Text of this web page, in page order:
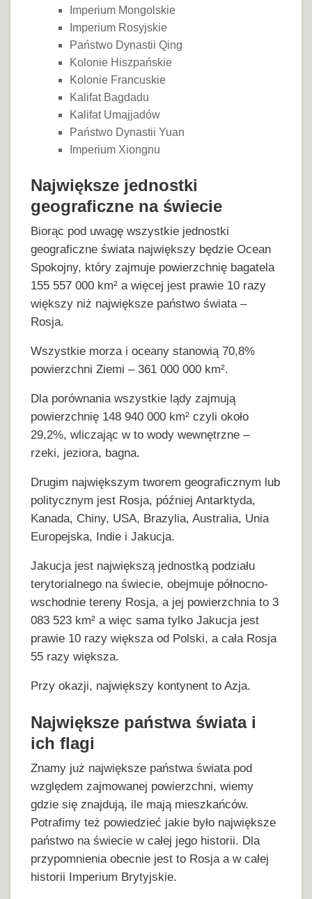
Imperium Mongolskie
Imperium Rosyjskie
Państwo Dynastii Qing
Kolonie Hiszpańskie
Kolonie Francuskie
Kalifat Bagdadu
Kalifat Umajjadów
Państwo Dynastii Yuan
Imperium Xiongnu
Największe jednostki
geograficzne na świecie
Biorąc pod uwagę wszystkie jednostki
geograficzne świata największy będzie Ocean
Spokojny, który zajmuje powierzchnię bagatela
155 557 000 km² a więcej jest prawie 10 razy
większy niż największe państwo świata –
Rosja.
Wszystkie morza i oceany stanowią 70,8%
powierzchni Ziemi – 361 000 000 km².
Dla porównania wszystkie lądy zajmują
powierzchnię 148 940 000 km² czyli około
29,2%, wliczając w to wody wewnętrzne –
rzeki, jeziora, bagna.
Drugim największym tworem geograficznym lub
politycznym jest Rosja, później Antarktyda,
Kanada, Chiny, USA, Brazylia, Australia, Unia
Europejska, Indie i Jakucja.
Jakucja jest największą jednostką podziału
terytorialnego na świecie, obejmuje północno-
wschodnie tereny Rosja, a jej powierzchnia to 3
083 523 km² a więc sama tylko Jakucja jest
prawie 10 razy większa od Polski, a cała Rosja
55 razy większa.
Przy okazji, największy kontynent to Azja.
Największe państwa świata i
ich flagi
Znamy już największe państwa świata pod
względem zajmowanej powierzchni, wiemy
gdzie się znajdują, ile mają mieszkańców.
Potrafimy też powiedzieć jakie było największe
państwo na świecie w całej jego historii. Dla
przypomnienia obecnie jest to Rosja a w całej
historii Imperium Brytyjskie.